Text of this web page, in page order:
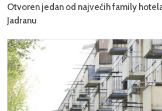
Otvoren jedan od najvećih family
Jadranu